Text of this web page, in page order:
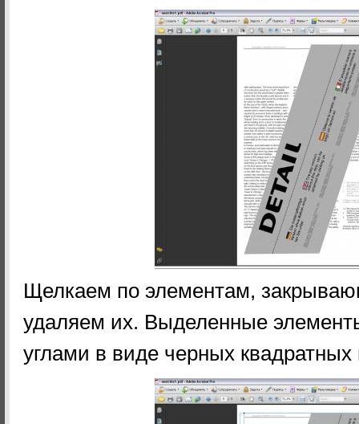
Щелкаем по элементам,
удаляем их. Выделенные
углами в виде черных квадратных